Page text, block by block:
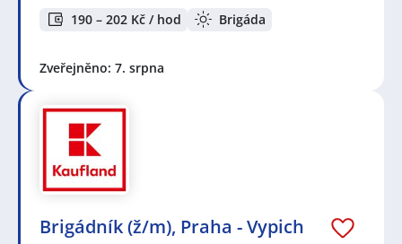
190 – 202 Kč / hod Brigáda
Zveřejněno: 7. srpna
Brigádník (ž/m), Praha - Vypich